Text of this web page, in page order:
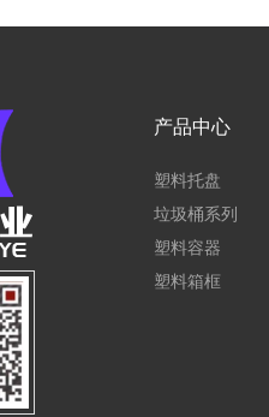
产品中心
塑料托盘
垃圾桶系列
塑料容器
塑料箱框